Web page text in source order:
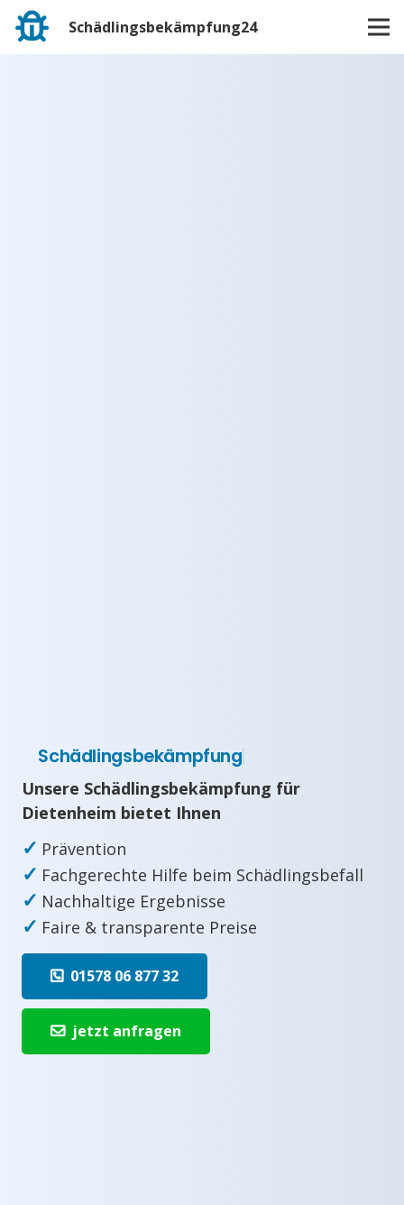
Schädlingsbekämpfung24
Schädlingsbekämpfung
Unsere Schädlingsbekämpfung für
Dietenheim bietet Ihnen
✓ Prävention
✓ Fachgerechte Hilfe beim Schädlingsbefall
✓ Nachhaltige Ergebnisse
✓ Faire & transparente Preise
01578 06 877 32
jetzt anfragen